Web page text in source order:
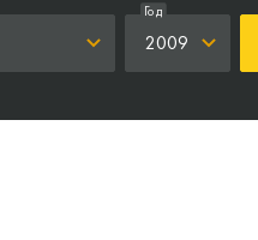
2009
Год